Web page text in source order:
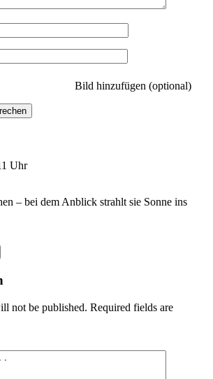
Bild hinzufügen (optional)
Uhr
– bei dem Anblick strahlt sie Sonne ins
not be published. Required fields are